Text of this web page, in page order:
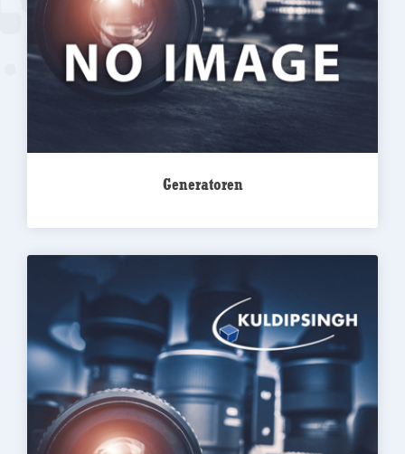
Generatoren